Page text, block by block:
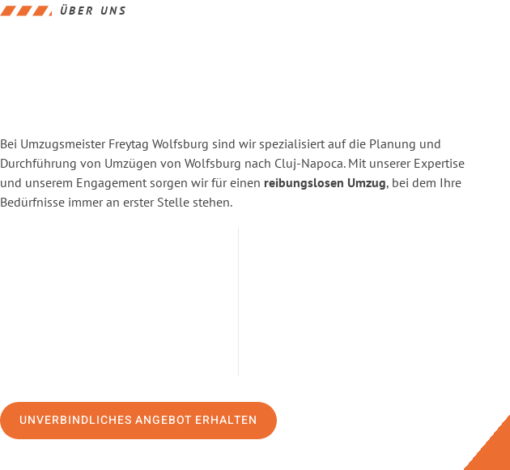
ÜBER UNS
Bei Umzugsmeister Freytag Wolfsburg sind wir spezialisiert auf die Planung und
Durchführung von Umzügen von Wolfsburg nach Cluj-Napoca. Mit unserer Expertise
und unserem Engagement sorgen wir für einen reibungslosen Umzug, bei dem Ihre
Bedürfnisse immer an erster Stelle stehen.
UNVERBINDLICHES ANGEBOT ERHALTEN